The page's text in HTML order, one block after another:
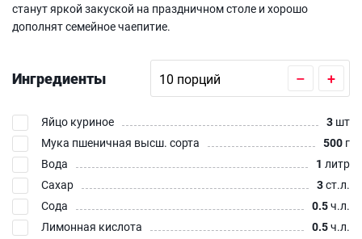
станут яркой закуской на праздничном столе и хорошо
дополнят семейное чаепитие.
Ингредиенты – +
Яйцо куриное 3 шт
Мука пшеничная высш. сорта
500 г
Вода
1 литр
Сахар
3ст.л.
Сода
0.5ч.л.
Лимонная кислота
0.5ч.л.